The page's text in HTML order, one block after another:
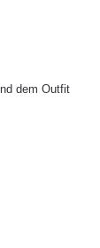
dem Outfit